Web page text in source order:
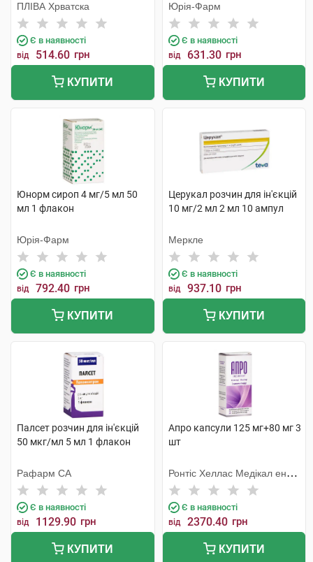
ПЛІВА Хрватска
Є в наявності
від 514.60 грн
КУПИТИ
Юрія-Фарм
Є в наявності
від 631.30 грн
КУПИТИ
Юнорм сироп 4 мг/5 мл 50
мл 1 флакон
Юрія-Фарм
Є в наявності
від 792.40 грн
КУПИТИ
Церукал розчин для ін'єкцій
10 мг/2 мл 2 мл 10 ампул
Меркле
Є в наявності
від 937.10 грн
КУПИТИ
Палсет розчин для ін'єкцій
50 мкг/мл 5 мл 1 флакон
Рафарм СА
Є в наявності
від 1129.90 грн
КУПИТИ
Апро капсули 125 мг+80 мг 3
шт
Ронтіс Хеллас Медікал енд
Фармасьютікал Продактс
С.А.
Є в наявності
від 2370.40 грн
КУПИТИ